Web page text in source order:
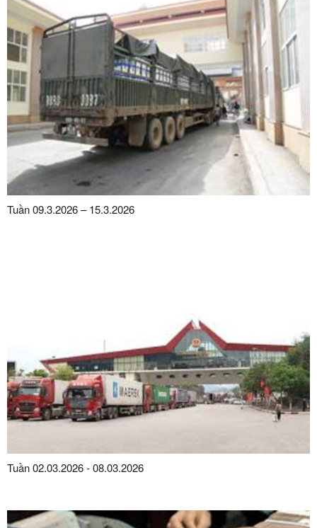
Tuần 09.3.2026 – 15.3.2026
Tuần 02.03.2026 - 08.03.2026